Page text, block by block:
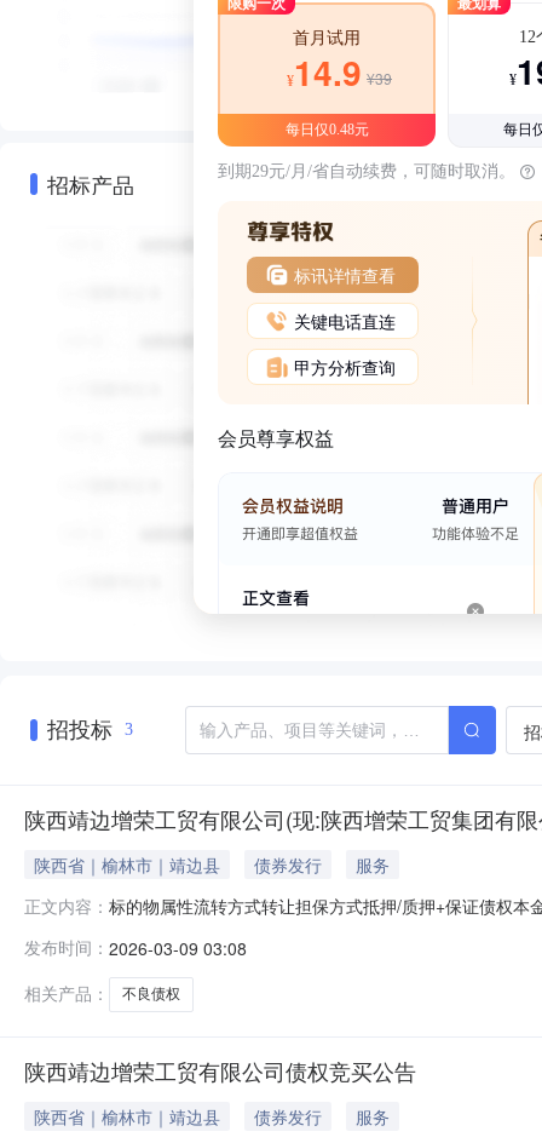
招标产品
首月试用
¥14.9 ¥39
每日仅0.48元
12
¥
每日
到期29元/月/省自动续费，可随时取消。
标讯详情查看
关键电话直连
甲方分析查询
会员尊享权益
招投标 3
陕西靖边增荣工贸有限公司(现:陕西增荣工贸集团有
陕西省｜榆林市｜靖边县 债券发行
服务
正文内容： 标的物属性流转方式转让担保方式抵押/质押+保证债权
11,053,025.92元，代垫费用148,700.00元（实际金额以
发布时间： 2026-03-09 03:08
相关产品：
不良债权
陕西靖边增荣工贸有限公司债权竞买公告
陕西省｜榆林市｜靖边县 债券发行
服务